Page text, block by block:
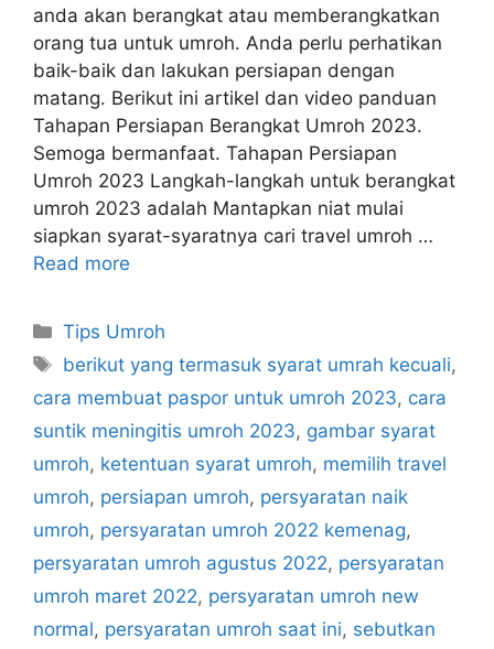
anda akan berangkat atau memberangkatkan
orang tua untuk umroh. Anda perlu perhatikan
baik-baik dan lakukan persiapan dengan
matang. Berikut ini artikel dan video panduan
Tahapan Persiapan Berangkat Umroh 2023.
Semoga bermanfaat. Tahapan Persiapan
Umroh 2023 Langkah-langkah untuk berangkat
umroh 2023 adalah Mantapkan niat mulai
siapkan syarat-syaratnya cari travel umroh …
Read more
Categories
Tips Umroh
Tags
berikut yang termasuk syarat umrah kecuali,
cara membuat paspor untuk umroh 2023, cara
suntik meningitis umroh 2023, gambar syarat
umroh, ketentuan syarat umroh, memilih travel
umroh, persiapan umroh, persyaratan naik
umroh, persyaratan umroh 2022 kemenag,
persyaratan umroh agustus 2022, persyaratan
umroh maret 2022, persyaratan umroh new
normal, persyaratan umroh saat ini, sebutkan